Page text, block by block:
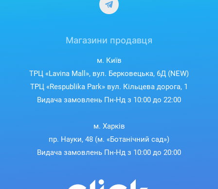
Гра триває
годин на одному заряді. Час автономної роботи
Магазини продавця
м. Київ
ТРЦ «Lavina Mall», вул. Берковецька, 6Д (NEW)
ТРЦ «Respublika Park» вул. Кільцева дорога, 1
Видача замовлень Пн-Нд з 10:00 до 22:00
м. Харків
пр. Науки, 48 (м. «Ботанічний сад»)
Видача замовлень Пн-Нд з 10:00 до 20:00